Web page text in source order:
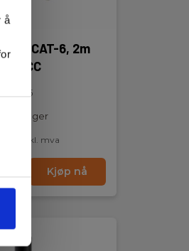
å
CAT-6, 2m
Ekskl. mva
Kjøp nå